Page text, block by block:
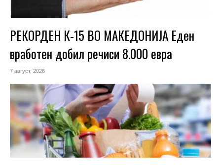
РЕКОРДЕН К-15 ВО МАКЕДОНИЈА Еден
вработен добил речиси 8.000 евра
7 август, 2026